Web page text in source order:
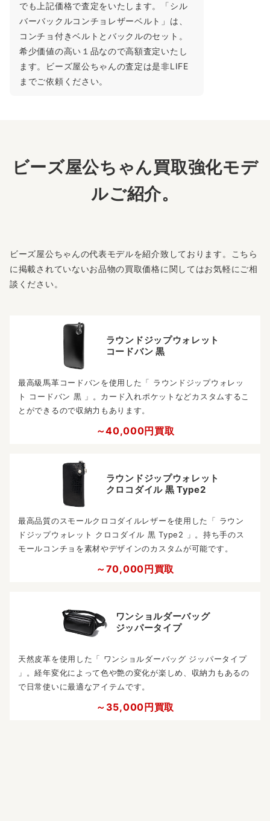
でも上記価格で査定をいたします。「シル
バーバックルコンチョレザーベルト」は、
コンチョ付きベルトとバックルのセット。
希少価値の高い１品なので高額査定いたし
ます。ビーズ屋公ちゃんの査定は是非LIFE
までご依頼ください。
ビーズ屋公ちゃん買取強化モデ
ルご紹介。
ビーズ屋公ちゃんの代表モデルを紹介致しております。こちら
に掲載されていないお品物の買取価格に関してはお気軽にご相
談ください。
ラウンドジップウォレット
コードバン 黒
最高級馬革コードバンを使用した「 ラウンドジップウォレッ
ト コードバン 黒 」。カード入れポケットなどカスタムするこ
とができるので収納力もあります。
～40,000円買取
ラウンドジップウォレット
クロコダイル 黒 Type2
最高品質のスモールクロコダイルレザーを使用した「 ラウン
ドジップウォレット クロコダイル 黒 Type2 」。持ち手のス
モールコンチョを素材やデザインのカスタムが可能です。
～70,000円買取
ワンショルダーバッグ
ジッパータイプ
天然皮革を使用した「 ワンショルダーバッグ ジッパータイプ
」。経年変化によって色や艶の変化が楽しめ、収納力もあるの
で日常使いに最適なアイテムです。
～35,000円買取